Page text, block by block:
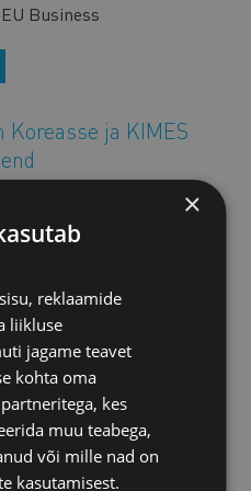
Business
ja KIMES
tervishoiu ja
on võimalus osaleda 17-
Koreasse, mis
projekti EU
ja Smart
×
reklaamide
liikluse
jagame teavet
kohta oma
kes
muu teabega,
või mille nad on
kasutamisest.